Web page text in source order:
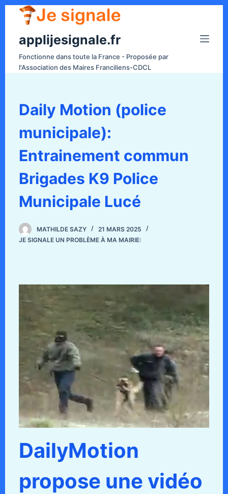
applijesignale.fr
Fonctionne dans toute la France - Proposée par
l'Association des Maires Franciliens-CDCL
Daily Motion (police
municipale):
Entrainement commun
Brigades K9 Police
Municipale Lucé
MATHILDE SAZY
21 MARS 2025
JE SIGNALE UN PROBLÈME À MA MAIRIE:
DailyMotion
propose une vidéo